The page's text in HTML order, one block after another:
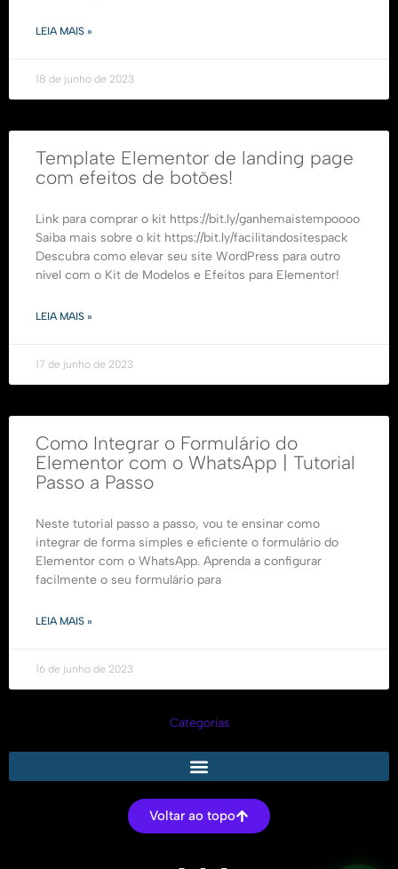
LEIA MAIS »
18 de junho de 2023
Template Elementor de landing page
com efeitos de botões!
Link para comprar o kit https://bit.ly/ganhemaistempoooo
Saiba mais sobre o kit https://bit.ly/facilitandositespack
Descubra como elevar seu site WordPress para outro
nível com o Kit de Modelos e Efeitos para Elementor!
LEIA MAIS »
17 de junho de 2023
Como Integrar o Formulário do
Elementor com o WhatsApp | Tutorial
Passo a Passo
Neste tutorial passo a passo, vou te ensinar como
integrar de forma simples e eficiente o formulário do
Elementor com o WhatsApp. Aprenda a configurar
facilmente o seu formulário para
LEIA MAIS »
16 de junho de 2023
Categorias
Voltar ao topo